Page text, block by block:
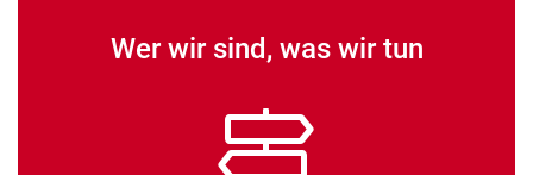
Wer wir sind, was wir tun